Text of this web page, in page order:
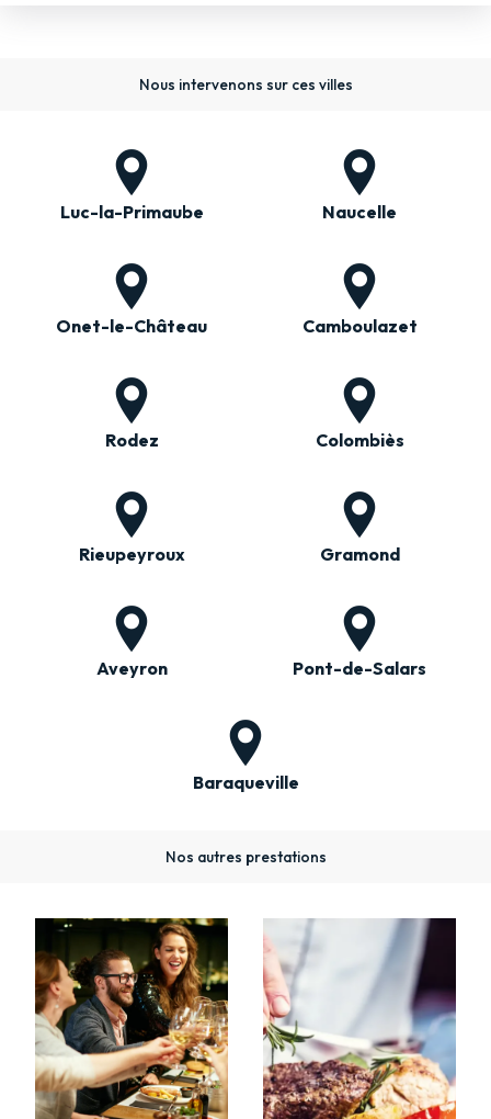
Nous intervenons sur ces villes
Luc-la-Primaube Naucelle
Onet-le-Château Camboulazet
Rodez Colombiès
Rieupeyroux Gramond
Aveyron Pont-de-Salars
Baraqueville
Nos autres prestations